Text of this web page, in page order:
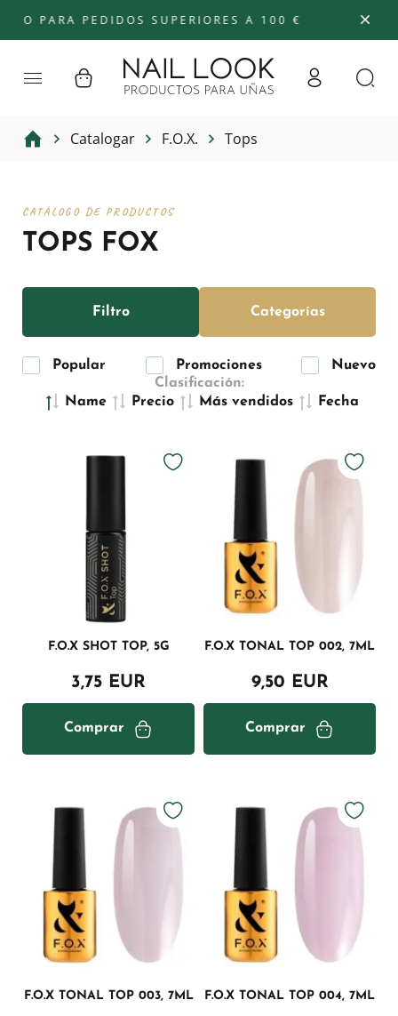
PEDIDOS SUPERIORES A 100 €
Catalogar F.O.X. Tops
TOPS FOX
CATÁLOGO DE PRODUCTOS
Popular Promociones
Nuevo
Clasificación:
Name
Precio Más vendidos Fecha
F.O.X SHOT TOP, 5G
3,75 EUR
Comprar
F.O.X TONAL TOP 002, 7ML
9,50 EUR
Comprar
F.O.X TONAL TOP 003, 7ML F.O.X TONAL TOP 004, 7ML
Filtro Categorías